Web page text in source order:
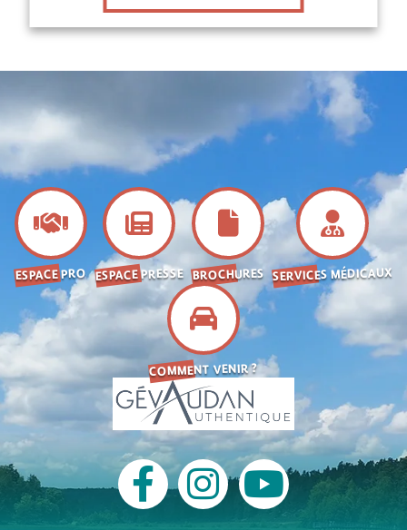
ESPACE PRO ESPACE PRESSE BROCHURES SERVICES MÉDICAUX
COMMENT VENIR ?